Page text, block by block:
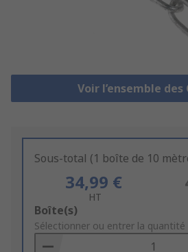
Voir l’ensemble des
Sous-total (1 boîte de 10
34,99 €
HT
Add
to
Basket
Boîte(s)
Sélectionner ou entrer la quantité